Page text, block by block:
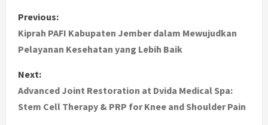
P
o
t
n
Previous:
Kiprah PAFI Kabupaten Jember dalam Mewujudkan
Pelayanan Kesehatan yang Lebih Baik
Next:
Advanced Joint Restoration at Dvida Medical Spa:
Stem Cell Therapy & PRP for Knee and Shoulder Pain